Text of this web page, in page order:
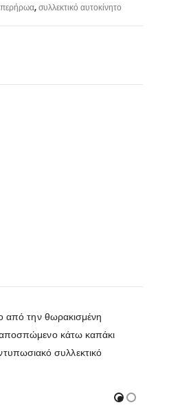
,συλλεκτικό αυτοκίνητο
από την θωρακισμένη
κάτω καπάκι
συλλεκτικό